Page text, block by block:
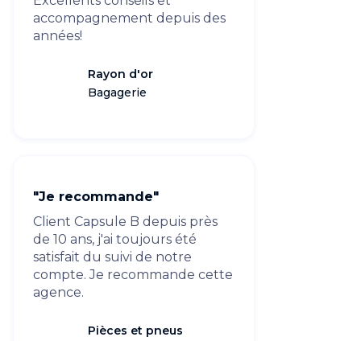
accompagnement depuis des
années!
Rayon d'or
Bagagerie
"Je recommande"
Client Capsule B depuis près
de 10 ans, j'ai toujours été
satisfait du suivi de notre
compte. Je recommande cette
agence.
Pièces et pneus